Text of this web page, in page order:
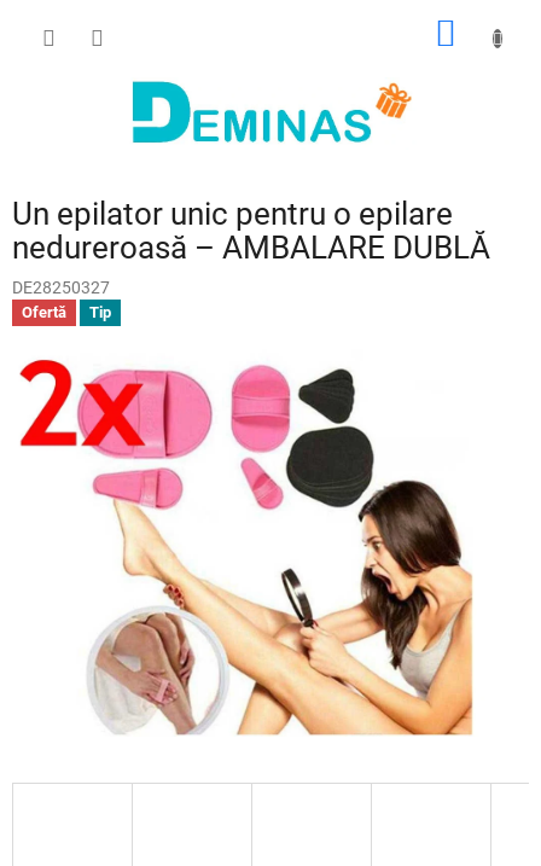
COŞ
Un epilator unic pentru o epilare
nedureroasă – AMBALARE DUBLĂ
DE28250327
Ofertă Tip